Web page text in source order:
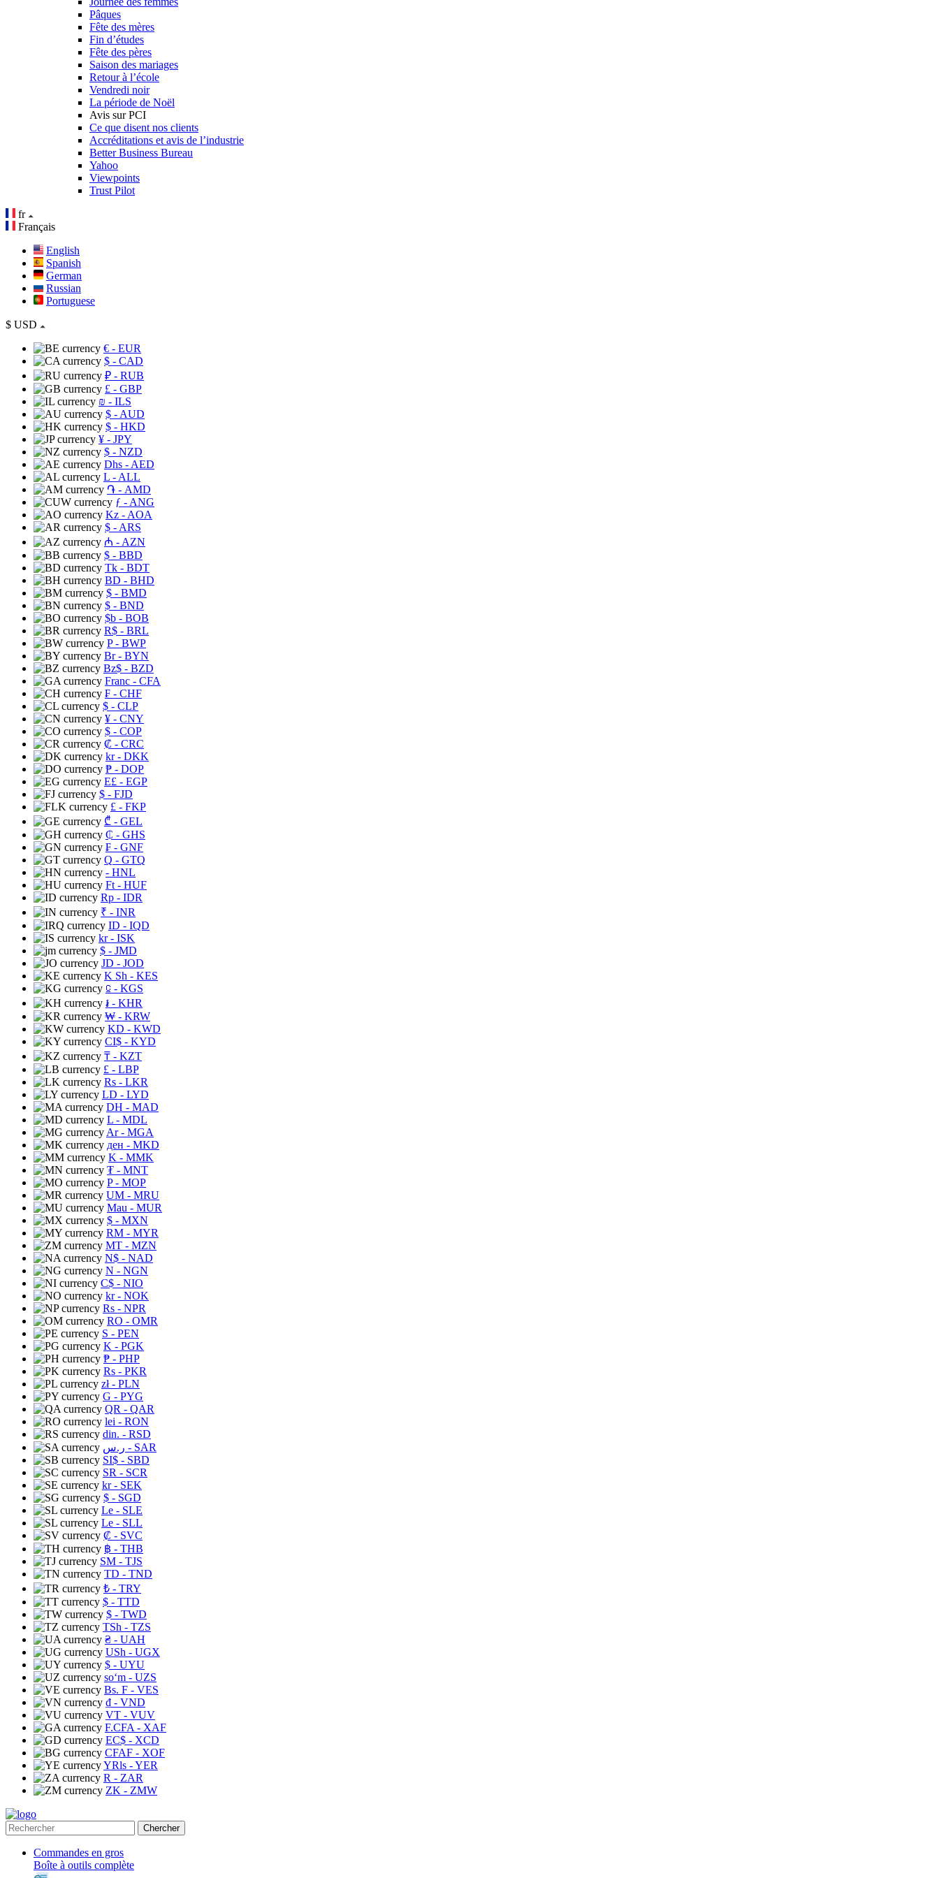
Pâques
Fête des mères
Fin d’études
Fête des pères
Saison des mariages
Retour à l’école
Vendredi noir
La période de Noël
Avis sur PCI
Ce que disent nos clients
Accréditations et avis de l’industrie
Better Business Bureau
Yahoo
Viewpoints
Trust Pilot
fr
Français
English
Spanish
German
Russian
Portuguese
$ USD
€ - EUR
$ - CAD
₽ - RUB
£ - GBP
₪ - ILS
$ - AUD
$ - HKD
¥ - JPY
$ - NZD
Dhs - AED
L - ALL
֏ - AMD
ƒ - ANG
Kz - AOA
$ - ARS
₼ - AZN
$ - BBD
Tk - BDT
BD - BHD
$ - BMD
$ - BND
$b - BOB
R$ - BRL
P- BWP
Br- BYN
Bz$ - BZD
Franc - CFA
₣ - CHF
$ - CLP
¥ - CNY
$ - COP
₡ - CRC
kr- DKK
₱ - DOP
E£ - EGP
$ - FJD
£ - FKP
₾ - GEL
₵ - GHS
₣ - GNF
Q - GTQ
- HNL
Ft - HUF
Rp - IDR
₹ - INR
ID - IQD
kr- ISK
$ - JMD
JD - JOD
K Sh - KES
⃀ - KGS
៛ - KHR
₩ - KRW
KD - KWD
CI$ - KYD
₸ - KZT
£ - LBP
Rs - LKR
LD - LYD
DH - MAD
L - MDL
Ar- MGA
ден - MKD
K - MMK
₮ - MNT
P- MOP
UM - MRU
Mau - MUR
$ - MXN
RM - MYR
MT - MZN
N$ - NAD
N - NGN
C$ - NIO
kr- NOK
Rs - NPR
RO - OMR
S - PEN
K - PGK
₱ - PHP
Rs - PKR
zł- PLN
G - PYG
QR - QAR
lei - RON
din. - RSD
ر.س - SAR
SI$ - SBD
SR - SCR
kr- SEK
$ - SGD
Le - SLE
Le - SLL
₡ - SVC
฿ - THB
ЅМ - TJS
TD - TND
₺ - TRY
$ - TTD
$ - TWD
TSh - TZS
₴ - UAH
USh - UGX
$ - UYU
soʻm - UZS
Bs. F - VES
₫ - VND
VT - VUV
F.CFA - XAF
EC$ - XCD
CFAF - XOF
YRls - YER
R - ZAR
ZK - ZMW
Chercher
Commandes en gros
Boîte à outils complète